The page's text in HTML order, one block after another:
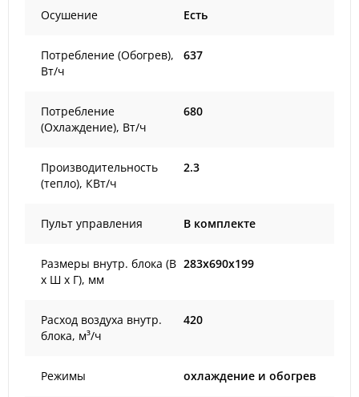
Осушение Есть
Потребление (Обогрев),
Вт/ч
637
Потребление
(Охлаждение), Вт/ч
680
Производительность
(тепло), КВт/ч
2.3
Пульт управления В комплекте
Размеры внутр. блока (В
х Ш х Г), мм
283x690x199
Расход воздуха внутр.
блока, м³/ч
420
Режимы охлаждение и обогрев